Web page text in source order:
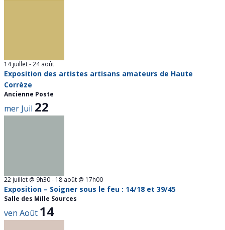
14 juillet-24 août
Exposition des artistes artisans amateurs de Haute
Corrèze
Ancienne Poste
mer Juil 22
22 juillet @ 9h30- 18 août @ 17h00
Exposition – Soigner sous le feu : 14/18 et 39/45
Salle des Mille Sources
ven Août 14